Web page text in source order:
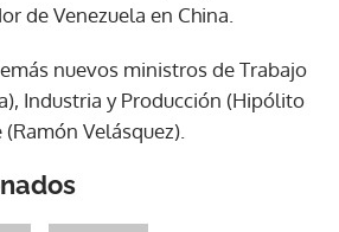
de Venezuela en China.
nuevos ministros de Trabajo
Industria y Producción (Hipólito
Velásquez).